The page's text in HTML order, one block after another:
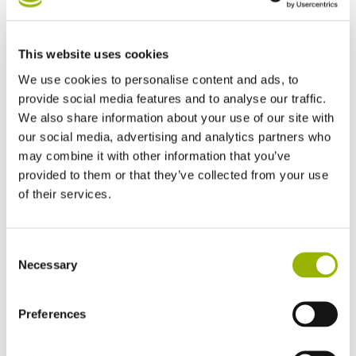
This website uses cookies
We use cookies to personalise content and ads, to
provide social media features and to analyse our traffic.
We also share information about your use of our site with
our social media, advertising and analytics partners who
may combine it with other information that you’ve
provided to them or that they’ve collected from your use
of their services.
Selection
Necessary
Preferences
OFYR is geschikt als
barbecue en als vuurschaal
OFYR is een vuurschaal met platte randen. Door de